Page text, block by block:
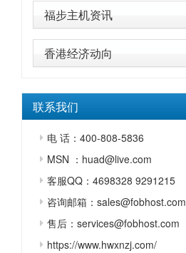
福步主机资讯
香港经济动向
联系我们
电 话：400-808-5836
MSN ：huad@live.com
客服QQ：4698328 9291215
咨询邮箱：sales@fobhost.com
售后：services@fobhost.com
https://www.hwxnzj.com/